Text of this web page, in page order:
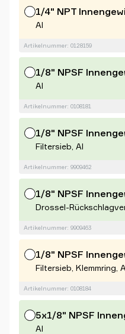
1/4" NPT
Al
Artikelnummer: 0128159
1/8" NPSF
Al
Artikelnummer: 0108181
1/8" NPSF
Filtersieb, Al
Artikelnummer: 9909462
1/8" NPSF
Drossel-
Artikelnummer: 9909463
1/8" NPSF
Filtersieb, Klemmring,
Artikelnummer: 0108184
5x1/8" NPSF
Al